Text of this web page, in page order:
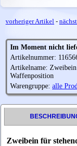
vorheriger Artikel -
Im Moment nicht
Artikelnummer:
Artikelname: Zweibein
Waffenposition
Warengruppe: alle
Zweibein für